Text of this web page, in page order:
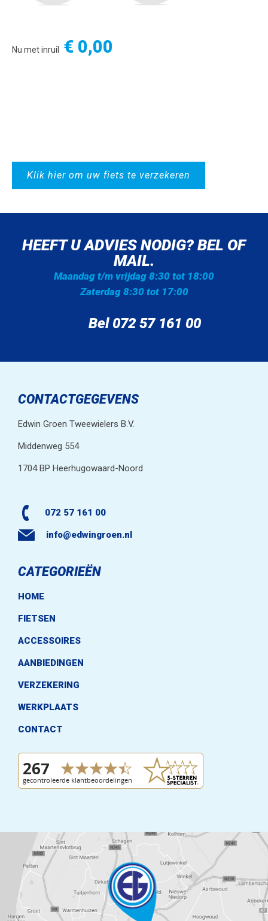
Nu met inruil € 0,00
Klik hier om uw fiets te verzekeren
HEEFT U ADVIES NODIG? BEL OF
MAIL.
Maandag t/m vrijdag 8:30 tot 18:00
Zaterdag 8:30 tot 17:00
Bel 072 57 161 00
CONTACTGEGEVENS
Edwin Groen Tweewielers B.V.
Middenweg 554
1704 BP Heerhugowaard-Noord
072 57 161 00
info@edwingroen.nl
CATEGORIEËN
HOME
FIETSEN
ACCESSOIRES
AANBIEDINGEN
VERZEKERING
WERKPLAATS
CONTACT